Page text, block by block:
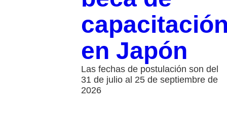
en Japón
Las fechas de postulación son del
31 de julio al 25 de septiembre de
2026